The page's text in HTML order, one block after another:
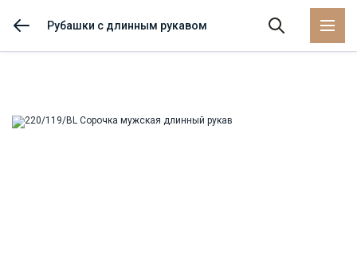
Рубашки с длинным рукавом